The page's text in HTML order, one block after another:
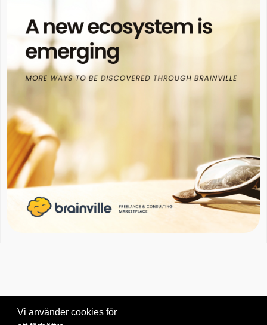
Vi använder cookies för